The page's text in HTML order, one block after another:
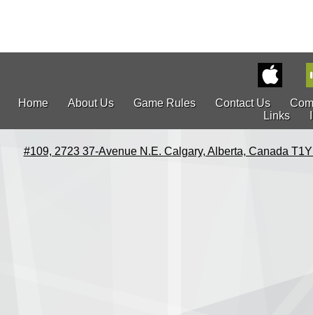
Home About Us Game Rules Contact Us
Links
#109, 2723 37-Avenue N.E. Calgary, Alberta, Canada